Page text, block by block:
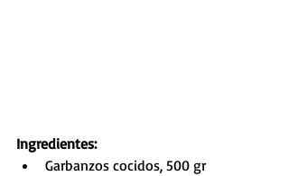
Ingredientes:
Garbanzos cocidos, 500 gr